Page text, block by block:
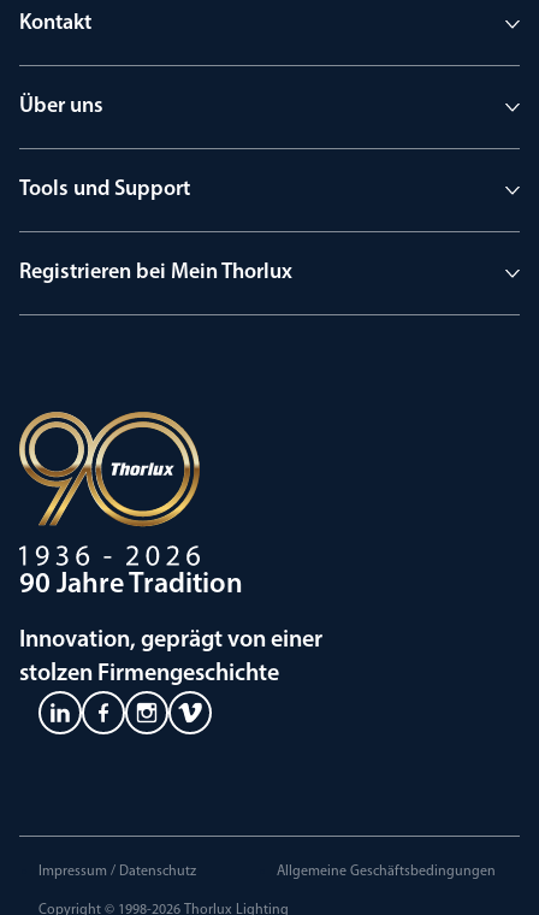
Kontakt
Über uns
Tools und Support
Registrieren bei Mein Thorlux
90 Jahre Tradition
Innovation, geprägt von einer
stolzen Firmengeschichte
Impressum / Datenschutz Allgemeine Geschäftsbedingungen
Copyright © 1998-2026 Thorlux Lighting